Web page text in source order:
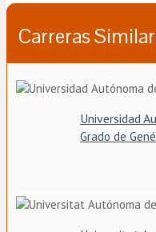
Carreras
Universidad
Grado de